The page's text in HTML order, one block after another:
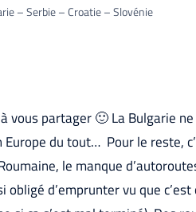
– Serbie – Croatie – Slovénie
vous partager 🙂 La Bulgarie
Europe du tout… Pour le reste,
le manque
d’emprunter vu que